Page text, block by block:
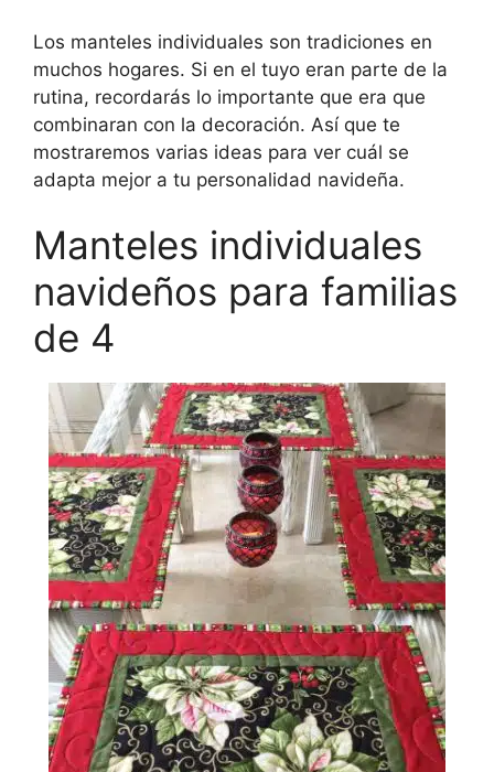
Los manteles individuales son tradiciones en
muchos hogares. Si en el tuyo eran parte de la
rutina, recordarás lo importante que era que
combinaran con la decoración. Así que te
mostraremos varias ideas para ver cuál se
adapta mejor a tu personalidad navideña.
Manteles individuales
navideños para familias
de 4